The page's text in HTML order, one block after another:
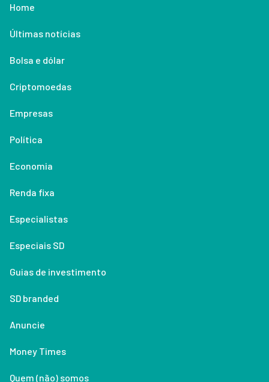
Home
Últimas notícias
Bolsa e dólar
Criptomoedas
Empresas
Política
Economia
Renda fixa
Especialistas
Especiais SD
Guias de investimento
SD branded
Anuncie
Money Times
Quem (não) somos